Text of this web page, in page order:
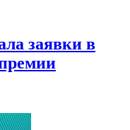
заявки в